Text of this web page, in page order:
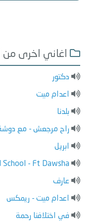
اغاني اخرى من
دكتور
اعدام ميت
بلدنا
راح مرجعش - مع
ابريل
School - Ft Dawsha
عارف
اعدام ميت - ريمكس
في اختلافنا رحمة